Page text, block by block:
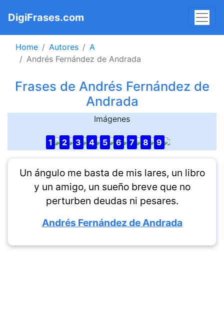
DigiFrases.com
Home Autores
A
Andrés Fernández de Andrada
Frases de Andrés Fernández de
Andrada
Imágenes
1 2 3 4 5 6 7 8 9
Un ángulo me basta de mis lares, un libro
y un amigo, un sueño breve que no
perturben deudas ni pesares.
Andrés Fernández de Andrada